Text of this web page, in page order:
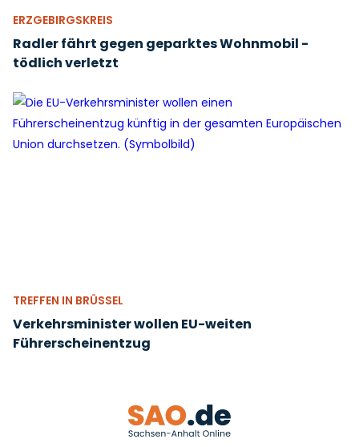
ERZGEBIRGSKREIS
Radler fährt gegen geparktes Wohnmobil -
tödlich verletzt
TREFFEN IN BRÜSSEL
Verkehrsminister wollen EU-weiten
Führerscheinentzug